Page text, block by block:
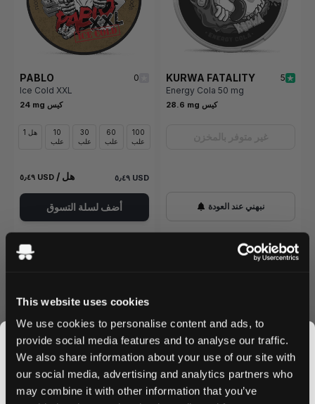
This website uses cookies
We use cookies to personalise content and ads, to
provide social media features and to analyse our traffic.
We also share information about your use of our site with
our social media, advertising and analytics partners who
may combine it with other information that you’ve
PABLO
0
Ice Cold XXL
24 mg كيس
1 هل
10
علب
30
علب
60
علب
100
علب
٥٫٤٩ USD / هل ٥٫٤٩ USD
أضف لسلة التسوق
KURWA FATALITY
5
Energy Cola 50 mg
28.6 mg كيس
نبهني عند العودة
KURWA FATALITY
0
Tropical Cocktail 50 mg
KURWA FATALITY
Apple Energy Drink 50 mg